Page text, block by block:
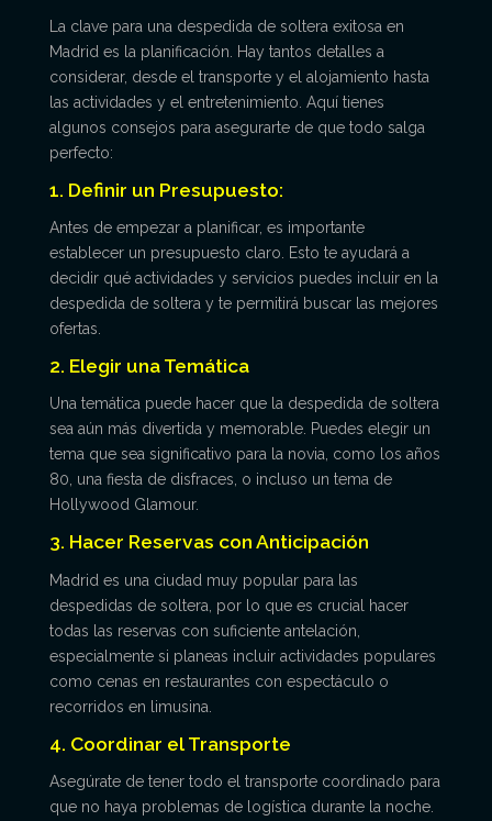
La clave para una despedida de soltera exitosa en
Madrid es la planificación. Hay tantos detalles a
considerar, desde el transporte y el alojamiento hasta
las actividades y el entretenimiento. Aquí tienes
algunos consejos para asegurarte de que todo salga
perfecto:
1. Definir un Presupuesto:
Antes de empezar a planificar, es importante
establecer un presupuesto claro. Esto te ayudará a
decidir qué actividades y servicios puedes incluir en la
despedida de soltera y te permitirá buscar las mejores
ofertas.
2. Elegir una Temática
Una temática puede hacer que la despedida de soltera
sea aún más divertida y memorable. Puedes elegir un
tema que sea significativo para la novia, como los años
80, una fiesta de disfraces, o incluso un tema de
Hollywood Glamour.
3. Hacer Reservas con Anticipación
Madrid es una ciudad muy popular para las
despedidas de soltera, por lo que es crucial hacer
todas las reservas con suficiente antelación,
especialmente si planeas incluir actividades populares
como cenas en restaurantes con espectáculo o
recorridos en limusina.
4. Coordinar el Transporte
Asegúrate de tener todo el transporte coordinado para
que no haya problemas de logística durante la noche.